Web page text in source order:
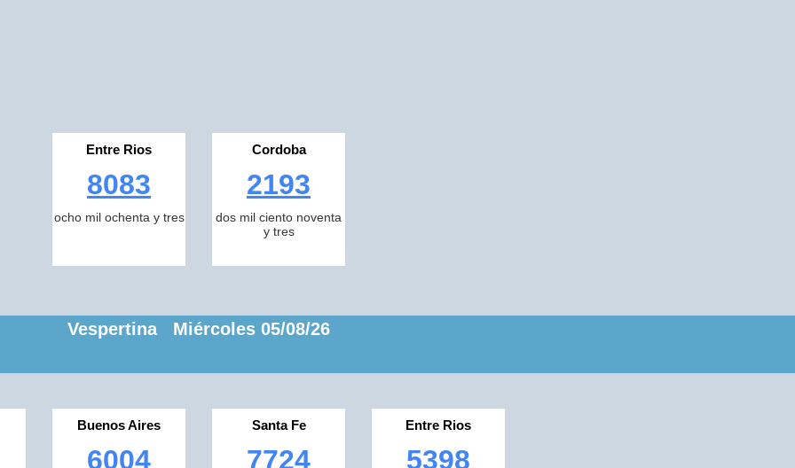
Entre Rios
8083
ocho mil ochenta y tres
Cordoba
2193
dos mil ciento noventa
y tres
Vespertina Miércoles 05/08/26
Buenos Aires
6004
Santa Fe
7724
Entre Rios
5398